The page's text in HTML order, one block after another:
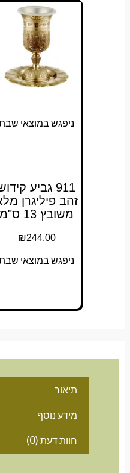
ניפגש במוצאי שבת
911 גביע קידוש
זהב פיליגרן מלא
משובץ 13 ס"מ
₪244.00
ניפגש במוצאי שבת
מידע נוסף
חוות דעת (0)